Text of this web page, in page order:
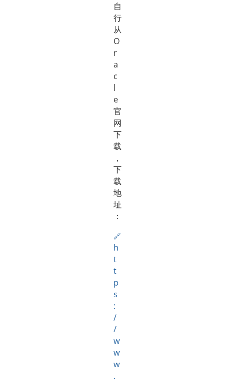
自
行
从
O
r
a
c
l
e
官
网
下
载
，
下
载
地
址
：
h
t
t
p
s
:
/
/
w
w
w
.